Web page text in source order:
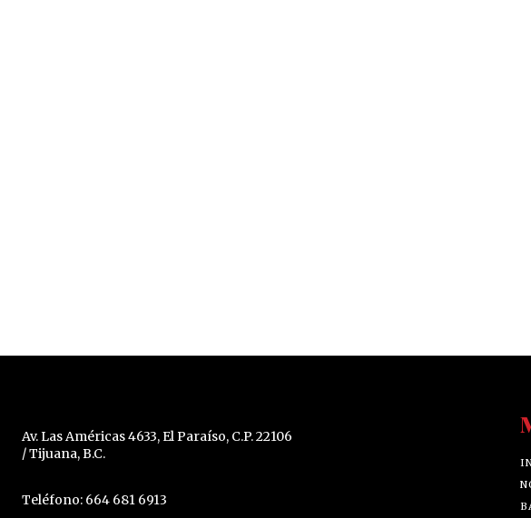
Av. Las Américas 4633, El Paraíso, C.P. 22106
/ Tijuana, B.C.
Teléfono: 664 681 6913